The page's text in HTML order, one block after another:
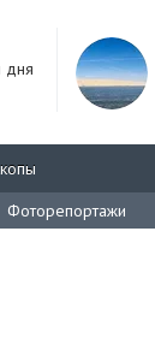
дня
Фоторепортажи